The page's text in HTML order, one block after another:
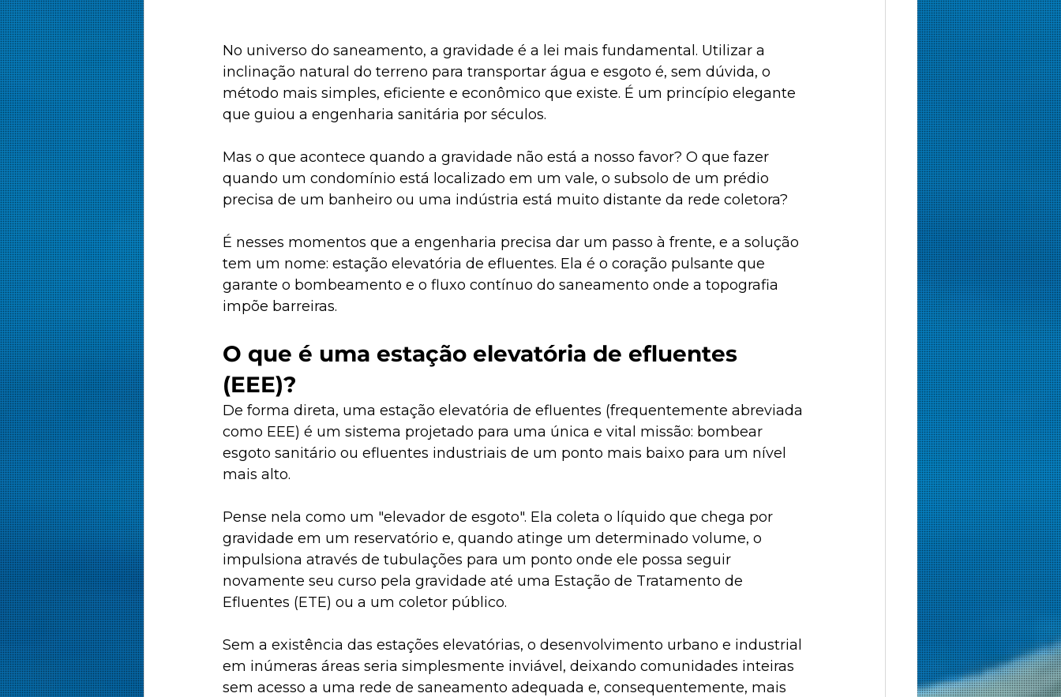
No universo do saneamento, a gravidade é a lei mais fundamental. Utilizar a
inclinação natural do terreno para transportar água e esgoto é, sem dúvida, o
método mais simples, eficiente e econômico que existe. É um princípio elegante
que guiou a engenharia sanitária por séculos.
Mas o que acontece quando a gravidade não está a nosso favor? O que fazer
quando um condomínio está localizado em um vale, o subsolo de um prédio
precisa de um banheiro ou uma indústria está muito distante da rede coletora?
É nesses momentos que a engenharia precisa dar um passo à frente, e a solução
tem um nome: estação elevatória de efluentes. Ela é o coração pulsante que
garante o bombeamento e o fluxo contínuo do saneamento onde a topografia
impõe barreiras.
O que é uma estação elevatória de efluentes
(EEE)?
De forma direta, uma estação elevatória de efluentes (frequentemente abreviada
como EEE) é um sistema projetado para uma única e vital missão: bombear
esgoto sanitário ou efluentes industriais de um ponto mais baixo para um nível
mais alto.
Pense nela como um "elevador de esgoto". Ela coleta o líquido que chega por
gravidade em um reservatório e, quando atinge um determinado volume, o
impulsiona através de tubulações para um ponto onde ele possa seguir
novamente seu curso pela gravidade até uma Estação de Tratamento de
Efluentes (ETE) ou a um coletor público.
Sem a existência das estações elevatórias, o desenvolvimento urbano e industrial
em inúmeras áreas seria simplesmente inviável, deixando comunidades inteiras
sem acesso a uma rede de saneamento adequada e, consequentemente, mais